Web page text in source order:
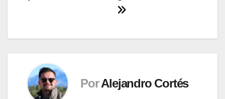
Por Alejandro Cortés